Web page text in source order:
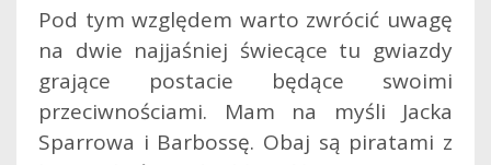
Pod tym względem warto zwrócić uwagę
na dwie najjaśniej świecące tu gwiazdy
grające postacie będące swoimi
przeciwnościami. Mam na myśli Jacka
Sparrowa i Barbossę. Obaj są piratami z